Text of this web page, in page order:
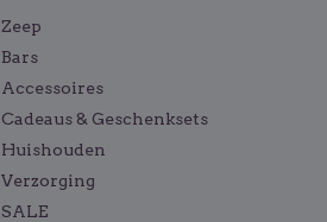
Zeep
Bars
Accessoires
Cadeaus & Geschenksets
Huishouden
Verzorging
SALE